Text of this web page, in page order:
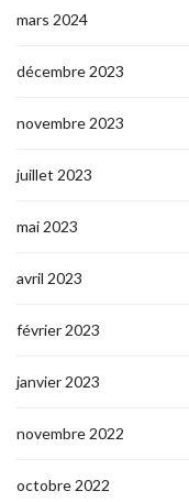
mars 2024
décembre 2023
novembre 2023
juillet 2023
mai 2023
avril 2023
février 2023
janvier 2023
novembre 2022
octobre 2022